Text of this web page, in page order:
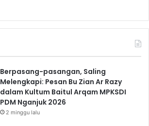
Berpasang-pasangan, Saling
Melengkapi: Pesan Bu Zian Ar Razy
dalam Kultum Baitul Arqam MPKSDI
PDM Nganjuk 2026
2 minggu lalu